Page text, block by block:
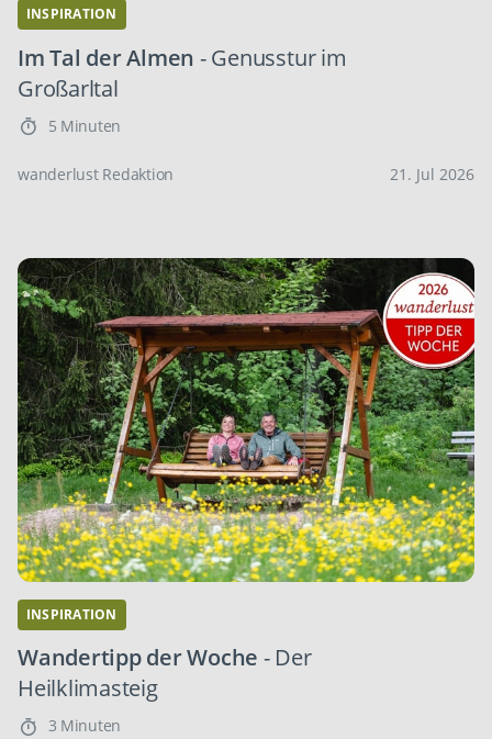
INSPIRATION
Im Tal der Almen - Genusstur im
Großarltal
5 Minuten
wanderlust Redaktion 21. Jul 2026
INSPIRATION
Wandertipp der Woche - Der
Heilklimasteig
3 Minuten